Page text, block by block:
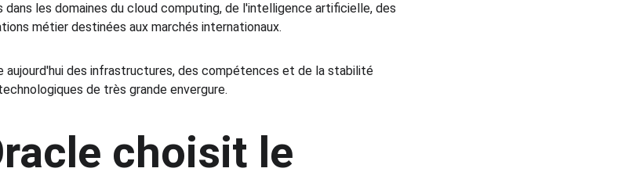
les domaines du cloud computing, de l'intelligence artificielle, des
métier destinées aux marchés internationaux.
aujourd'hui des infrastructures, des compétences et de la stabilité
de très grande envergure.
choisit le